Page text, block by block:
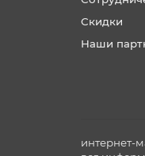
Скидки
Наши
интернет-